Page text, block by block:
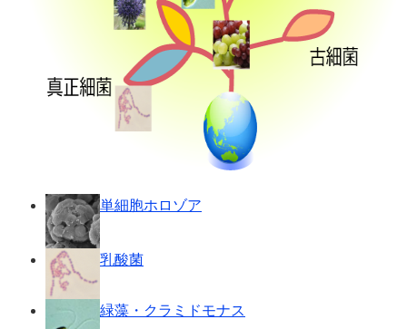
単細胞ホロゾア
乳酸菌
緑藻・クラミドモナス